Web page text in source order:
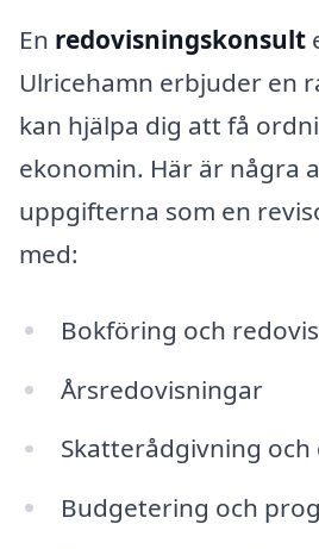
En redovisningskonsult
Ulricehamn erbjuder en
kan hjälpa dig att få
ekonomin. Här är några
uppgifterna som en
med:
Bokföring och
Årsredovisningar
Skatterådgivning
Budgetering och